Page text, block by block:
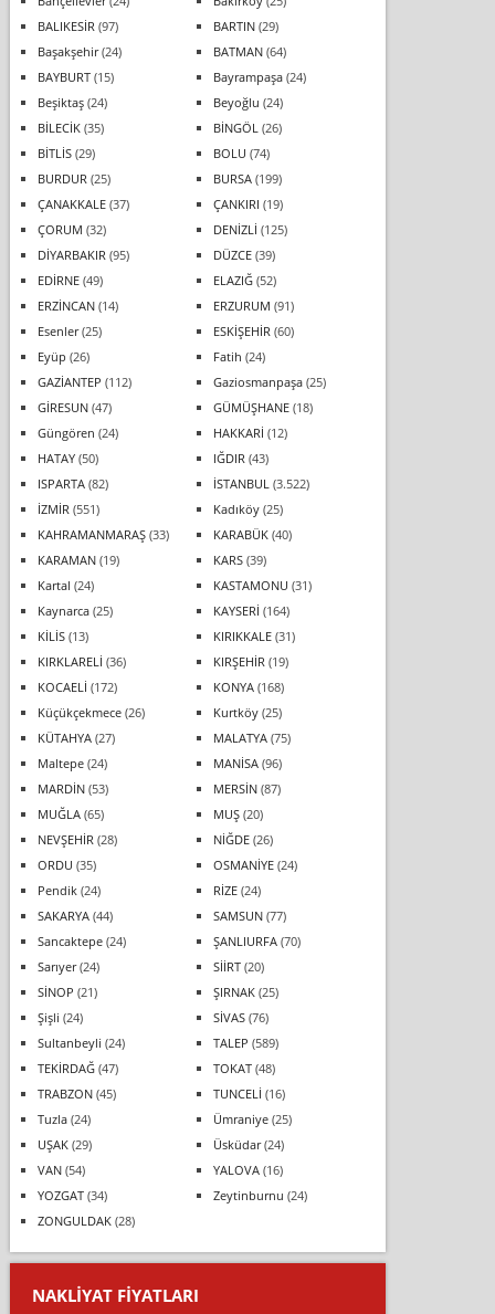
BALIKESİR (97) BARTIN(29)
Başakşehir(24) BATMAN(64)
BAYBURT(15) Bayrampaşa(24)
Beşiktaş(24) Beyoğlu (24)
BİLECİK(35) BİNGÖL (26)
BİTLİS(29) BOLU (74)
BURDUR (25) BURSA(199)
ÇANAKKALE(37) ÇANKIRI (19)
ÇORUM (32) DENİZLİ (125)
DİYARBAKIR (95) DÜZCE(39)
EDİRNE(49) ELAZIĞ(52)
ERZİNCAN(14) ERZURUM (91)
Esenler(25) ESKİŞEHİR (60)
Eyüp (26) Fatih (24)
GAZİANTEP (112) Gaziosmanpaşa(25)
GİRESUN(47) GÜMÜŞHANE(18)
Güngören (24) HAKKARİ (12)
HATAY(50) IĞDIR (43)
ISPARTA(82) İSTANBUL (3.522)
İZMİR (551) Kadıköy(25)
KAHRAMANMARAŞ(33) KARABÜK(40)
KARAMAN(19) KARS(39)
Kartal (24) KASTAMONU (31)
Kaynarca(25) KAYSERİ (164)
KİLİS(13) KIRIKKALE(31)
KIRKLARELİ (36) KIRŞEHİR (19)
KOCAELİ (172) KONYA(168)
Küçükçekmece(26) Kurtköy(25)
KÜTAHYA(27) MALATYA(75)
Maltepe(24) MANİSA(96)
MARDİN(53) MERSİN(87)
MUĞLA(65) MUŞ(20)
NEVŞEHİR (28) NİĞDE(26)
ORDU (35) OSMANİYE(24)
Pendik(24) RİZE(24)
SAKARYA(44) SAMSUN(77)
Sancaktepe(24) ŞANLIURFA(70)
Sarıyer(24) SİİRT(20)
SİNOP (21) ŞIRNAK(25)
Şişli (24) SİVAS(76)
Sultanbeyli (24) TALEP (589)
TEKİRDAĞ(47) TOKAT(48)
TRABZON(45) TUNCELİ (16)
Tuzla(24) Ümraniye(25)
UŞAK(29) Üsküdar(24)
VAN(54) YALOVA(16)
YOZGAT(34) Zeytinburnu (24)
ZONGULDAK(28)
NAKLIYAT FIYATLARI